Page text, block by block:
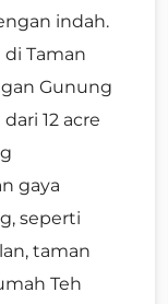
indah.
Taman
Gunung
12 acre
gaya
seperti
taman
Teh